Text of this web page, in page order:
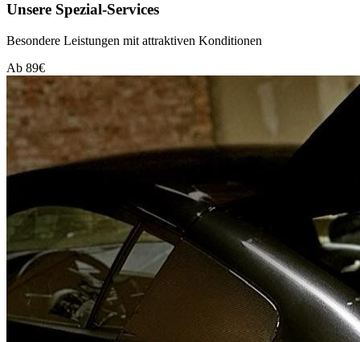
Unsere Spezial-Services
Besondere Leistungen mit attraktiven Konditionen
Ab 89€